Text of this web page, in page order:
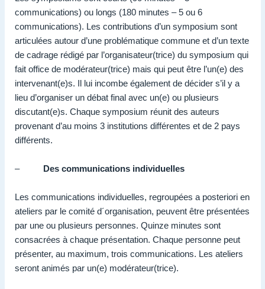
communications) ou longs (180 minutes – 5 ou 6
communications). Les contributions d’un symposium sont
articulées autour d’une problématique commune et d’un texte
de cadrage rédigé par l’organisateur(trice) du symposium qui
fait office de modérateur(trice) mais qui peut être l’un(e) des
intervenant(e)s. Il lui incombe également de décider s’il y a
lieu d’organiser un débat final avec un(e) ou plusieurs
discutant(e)s. Chaque symposium réunit des auteurs
provenant d’au moins 3 institutions différentes et de 2 pays
différents.
– Des communications individuelles
Les communications individuelles, regroupées a posteriori en
ateliers par le comité d´organisation, peuvent être présentées
par une ou plusieurs personnes. Quinze minutes sont
consacrées à chaque présentation. Chaque personne peut
présenter, au maximum, trois communications. Les ateliers
seront animés par un(e) modérateur(trice).